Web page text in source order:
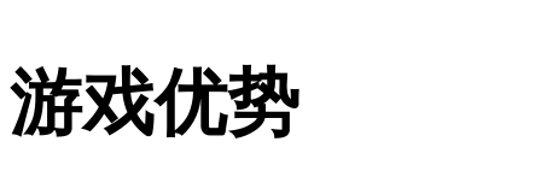
游戏优势